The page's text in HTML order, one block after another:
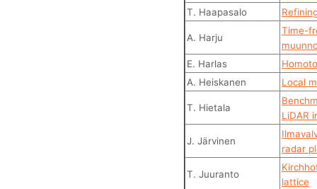
T. Haapasalo
A. Harju
Time-
E. Harlas
A. Heiskanen
Local
T. Hietala
LiDAR
J. Järvinen
radar
T. Juuranto
lattice